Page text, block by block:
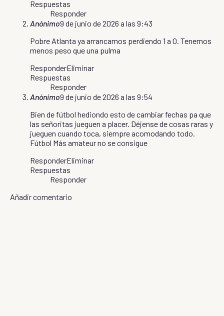
Respuestas
Responder
Anónimo9 de junio de 2026 a las 9:43
Pobre Atlanta ya arrancamos perdiendo 1 a 0. Tenemos
menos peso que una pulma
ResponderEliminar
Respuestas
Responder
Anónimo9 de junio de 2026 a las 9:54
Bien de fútbol hediondo esto de cambiar fechas pa que
las señoritas jueguen a placer. Déjense de cosas raras y
jueguen cuando toca, siempre acomodando todo.
Fútbol Más amateur no se consigue
ResponderEliminar
Respuestas
Responder
Añadir comentario